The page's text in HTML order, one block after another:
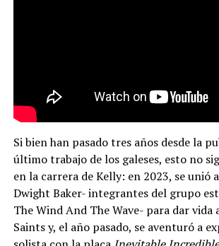
Si bien han pasado tres años desde la
último trabajo de los galeses, esto no
en la carrera de Kelly: en 2023, se unió
Dwight Baker- integrantes del grupo
The Wind And The Wave- para dar vida
Saints y, el año pasado, se aventuró a